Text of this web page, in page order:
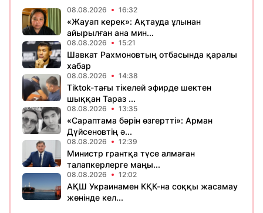
08.08.2026 16:32
«Жауап керек»: Ақтауда ұлынан
айырылған ана мин...
08.08.2026 15:21
Шавкат Рахмоновтың отбасында қаралы
хабар
08.08.2026 14:38
Tiktok-тағы тікелей эфирде шектен
шыққан Тараз ...
08.08.2026 13:35
«Сараптама бәрін өзгертті»: Арман
Дүйсеновтің ә...
08.08.2026 12:39
Министр грантқа түсе алмаған
талапкерлерге маңы...
08.08.2026 12:02
АҚШ Украинамен КҚК-на соққы жасамау
жөнінде кел...